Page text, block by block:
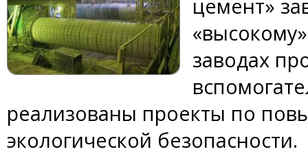
цемент»
заводах
реализованы проекты по
экологической безопасности.